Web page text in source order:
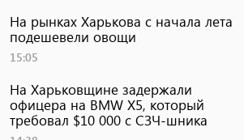
На рынках Харькова с начала лета
подешевели овощи
15:05
На Харьковщине задержали
офицера на BMW Х5, который
требовал $10 000 с СЗЧ-шника